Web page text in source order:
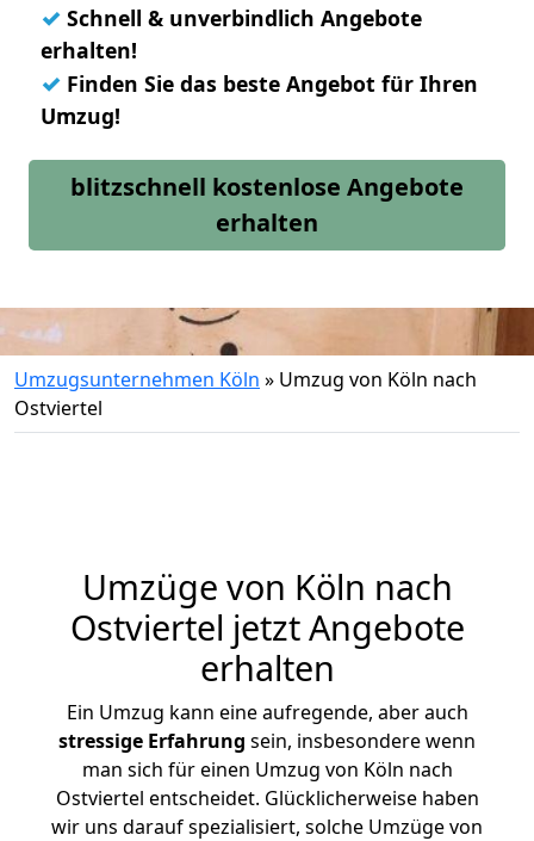
✓ Schnell & unverbindlich Angebote
erhalten!
✓ Finden Sie das beste Angebot für Ihren
Umzug!
blitzschnell kostenlose Angebote
erhalten
Umzugsunternehmen Köln » Umzug von Köln nach
Ostviertel
Umzüge von Köln nach
Ostviertel jetzt Angebote
erhalten
Ein Umzug kann eine aufregende, aber auch
stressige Erfahrung sein, insbesondere wenn
man sich für einen Umzug von Köln nach
Ostviertel entscheidet. Glücklicherweise haben
wir uns darauf spezialisiert, solche Umzüge von